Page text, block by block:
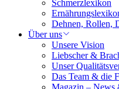
Schmerzlexikon
Dehnen, Rollen,
Über uns
Unsere Vision
Liebscher &
Unser
Das Team & die
Magazin – News